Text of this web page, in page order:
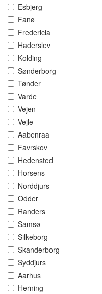
Esbjerg
Fanø
Fredericia
Haderslev
Kolding
Sønderborg
Tønder
Varde
Vejen
Vejle
Aabenraa
Favrskov
Hedensted
Horsens
Norddjurs
Odder
Randers
Samsø
Silkeborg
Skanderborg
Syddjurs
Aarhus
Herning